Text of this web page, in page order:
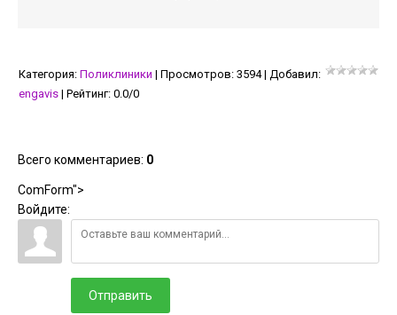
Категория: Поликлиники | Просмотров: 3594| Добавил:
engavis | Рейтинг: 0.0/0
Всего комментариев: 0
ComForm">
Войдите:
Отправить